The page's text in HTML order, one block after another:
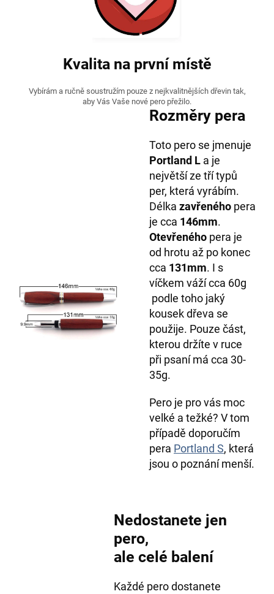
Kvalita na první místě
Vybírám a ručně soustružím pouze z nejkvalitnějších dřevin tak,
aby Vás Vaše nové pero přežilo.
Rozměry pera
Toto pero se jmenuje
Portland L a je
největší ze tří typů
per, která vyrábím.
Délka zavřeného pera
je cca 146mm.
Otevřeného pera je
od hrotu až po konec
cca 131mm. I s
víčkem váží cca 60g
podle toho jaký
kousek dřeva se
použije. Pouze část,
kterou držíte v ruce
při psaní má cca 30-
35g.
Pero je pro vás moc
velké a težké? V tom
případě doporučím
pera Portland S, která
jsou o poznání menší.
Nedostanete jen
pero,
ale celé balení
Každé pero dostanete